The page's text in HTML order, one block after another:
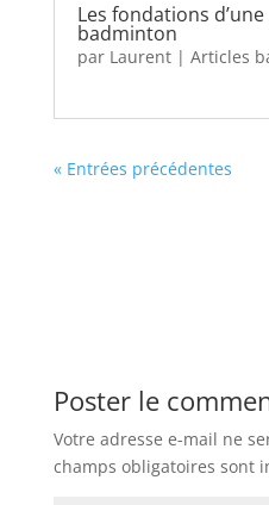
Les fondations
badminton
par Laurent| Articles
« Entrées précédentes
Poster le
Votre adresse e-mail ne
champs obligatoires sont